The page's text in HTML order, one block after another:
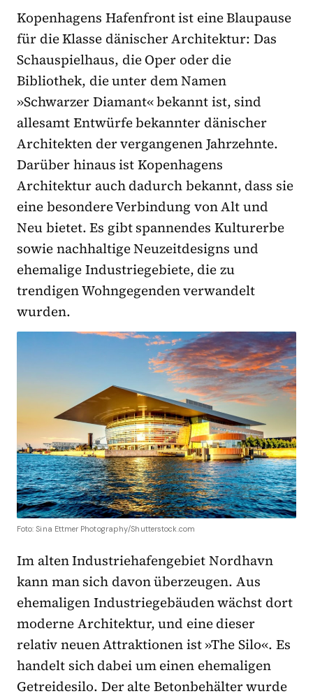
Kopenhagens Hafenfront ist eine Blaupause
für die Klasse dänischer Architektur: Das
Schauspielhaus, die Oper oder die
Bibliothek, die unter dem Namen
»Schwarzer Diamant«bekannt ist, sind
allesamtEntwürfe bekannter dänischer
Architekten der vergangenen Jahrzehnte.
Darüber hinaus ist Kopenhagens
Architektur auch dadurch bekannt, dass sie
eine besondere Verbindung von Alt und
Neu bietet. Es gibt spannendes Kulturerbe
sowie nachhaltige Neuzeitdesigns und
ehemalige Industriegebiete, die zu
trendigen Wohngegenden verwandelt
wurden.
Foto: Sina Ettmer Photography/Shutterstock.com
Im alten Industriehafengebiet Nordhavn
kann man sich davon überzeugen. Aus
ehemaligen Industriegebäuden wächst dort
moderne Architektur, und eine dieser
relativ neuen Attraktionen ist »The Silo«. Es
handelt sich dabei um einen ehemaligen
Getreidesilo. Der alte Betonbehälter wurde